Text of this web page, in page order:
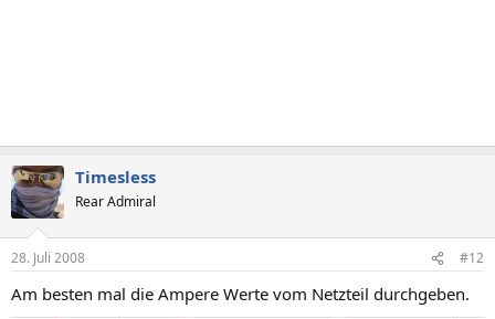
Timesless
Rear Admiral
28. Juli 2008 #12
Am besten mal die Ampere Werte vom Netzteil durchgeben.